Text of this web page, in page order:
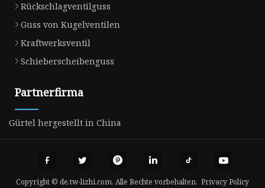
Rückschlagventilguss
Guss von Kugelventilen
Kraftwerksventil
Schieberscheibenguss
Partnerfirma
Gürtel hergestellt in China
Copyright © de.tw-lizhi.com, Alle Rechte vorbehalten. Privacy Policy